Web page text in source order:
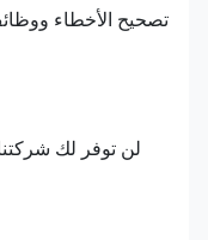
تصحيح الأخطاء ووظائف
لن توفر لك شركتنا